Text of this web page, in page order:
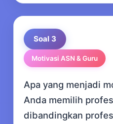
Soal 3
Motivasi ASN & Guru
Apa yang menjadi
Anda memilih
dibandingkan